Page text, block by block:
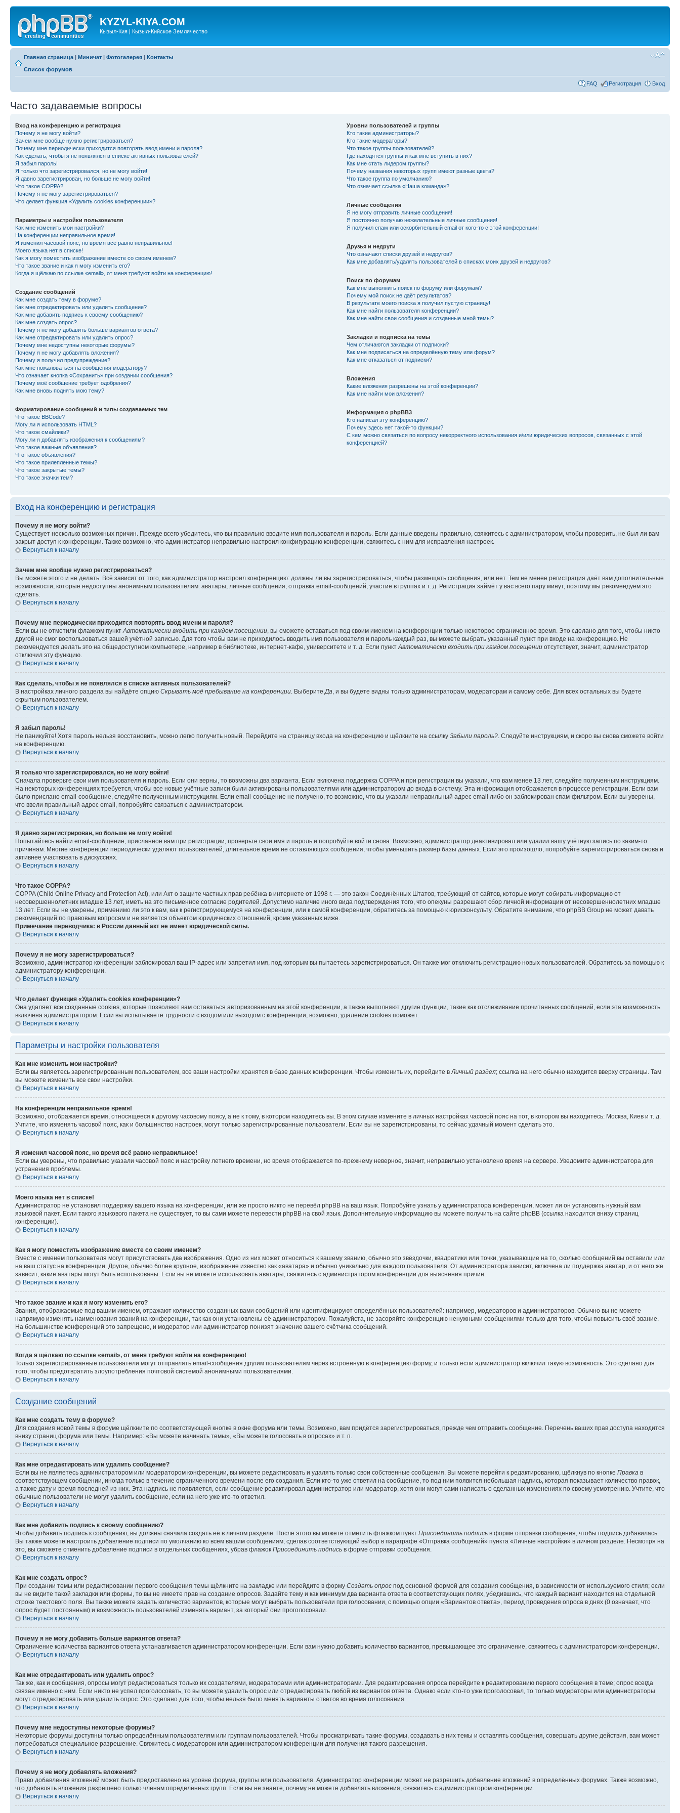
KYZYL-KIYA.COM
Кызыл-Кия | Кызыл-Кийское Землячество
Главная страница | Миничат | Фотогалерея | Контакты
Список форумов
FAQ Регистрация Вход
Часто задаваемые вопросы
Вход на конференцию и регистрация
Почему я не могу войти?
Зачем мне вообще нужно регистрироваться?
Почему мне периодически приходится повторять ввод имени и пароля?
Как сделать, чтобы я не появлялся в списке активных пользователей?
Я забыл пароль!
Я только что зарегистрировался, но не могу войти!
Я давно зарегистрирован, но больше не могу войти!
Что такое COPPA?
Почему я не могу зарегистрироваться?
Что делает функция «Удалить cookies конференции»?
Параметры и настройки пользователя
Как мне изменить мои настройки?
На конференции неправильное время!
Я изменил часовой пояс, но время всё равно неправильное!
Моего языка нет в списке!
Как я могу поместить изображение вместе со своим именем?
Что такое звание и как я могу изменить его?
Когда я щёлкаю по ссылке «email», от меня требуют войти на конференцию!
Создание сообщений
Как мне создать тему в форуме?
Как мне отредактировать или удалить сообщение?
Как мне добавить подпись к своему сообщению?
Как мне создать опрос?
Почему я не могу добавить больше вариантов ответа?
Как мне отредактировать или удалить опрос?
Почему мне недоступны некоторые форумы?
Почему я не могу добавлять вложения?
Почему я получил предупреждение?
Как мне пожаловаться на сообщения модератору?
Что означает кнопка «Сохранить» при создании сообщения?
Почему моё сообщение требует одобрения?
Как мне вновь поднять мою тему?
Форматирование сообщений и типы создаваемых тем
Что такое BBCode?
Могу ли я использовать HTML?
Что такое смайлики?
Могу ли я добавлять изображения к сообщениям?
Что такое важные объявления?
Что такое объявления?
Что такое прилепленные темы?
Что такое закрытые темы?
Что такое значки тем?
Уровни пользователей и группы
Кто такие администраторы?
Кто такие модераторы?
Что такое группы пользователей?
Где находятся группы и как мне вступить в них?
Как мне стать лидером группы?
Почему названия некоторых групп имеют разные цвета?
Что такое группа по умолчанию?
Что означает ссылка «Наша команда»?
Личные сообщения
Я не могу отправить личные сообщения!
Я постоянно получаю нежелательные личные сообщения!
Я получил спам или оскорбительный email от кого-то с этой конференции!
Друзья и недруги
Что означают списки друзей и недругов?
Как мне добавлять/удалять пользователей в списках моих друзей и недругов?
Поиск по форумам
Как мне выполнить поиск по форуму или форумам?
Почему мой поиск не даёт результатов?
В результате моего поиска я получил пустую страницу!
Как мне найти пользователя конференции?
Как мне найти свои сообщения и созданные мной темы?
Закладки и подписка на темы
Чем отличаются закладки от подписки?
Как мне подписаться на определённую тему или форум?
Как мне отказаться от подписки?
Вложения
Какие вложения разрешены на этой конференции?
Как мне найти мои вложения?
Информация о phpBB3
Кто написал эту конференцию?
Почему здесь нет такой-то функции?
С кем можно связаться по вопросу некорректного использования и/или юридических вопросов, связанных с этой
конференцией?
Вход на конференцию и регистрация
Почему я не могу войти?
Существует несколько возможных причин. Прежде всего убедитесь, что вы правильно вводите имя пользователя и пароль. Если данные введены правильно, свяжитесь с администратором, чтобы проверить, не был ли вам
закрыт доступ к конференции. Также возможно, что администратор неправильно настроил конфигурацию конференции, свяжитесь с ним для исправления настроек.
Вернуться к началу
Зачем мне вообще нужно регистрироваться?
Вы можете этого и не делать. Всё зависит от того, как администратор настроил конференцию: должны ли вы зарегистрироваться, чтобы размещать сообщения, или нет. Тем не менее регистрация даёт вам дополнительные
возможности, которые недоступны анонимным пользователям: аватары, личные сообщения, отправка email-сообщений, участие в группах и т. д. Регистрация займёт у вас всего пару минут, поэтому мы рекомендуем это
сделать.
Вернуться к началу
Почему мне периодически приходится повторять ввод имени и пароля?
Если вы не отметили флажком пункт Автоматически входить при каждом посещении , вы сможете оставаться под своим именем на конференции только некоторое ограниченное время. Это сделано для того, чтобы никто
другой не смог воспользоваться вашей учётной записью. Для того чтобы вам не приходилось вводить имя пользователя и пароль каждый раз, вы можете выбрать указанный пункт при входе на конференцию. Не
рекомендуется делать это на общедоступном компьютере, например в библиотеке, интернет-кафе, университете и т. д. Если пункт Автоматически входить при каждом посещении отсутствует, значит, администратор
отключил эту функцию.
Вернуться к началу
Как сделать, чтобы я не появлялся в списке активных пользователей?
В настройках личного раздела вы найдёте опцию Скрывать моё пребывание на конференции . Выберите Да , и вы будете видны только администраторам, модераторам и самому себе. Для всех остальных вы будете
скрытым пользователем.
Вернуться к началу
Я забыл пароль!
Не паникуйте! Хотя пароль нельзя восстановить, можно легко получить новый. Перейдите на страницу входа на конференцию и щёлкните на ссылку Забыли пароль? . Следуйте инструкциям, и скоро вы снова сможете войти
на конференцию.
Вернуться к началу
Я только что зарегистрировался, но не могу войти!
Сначала проверьте свои имя пользователя и пароль. Если они верны, то возможны два варианта. Если включена поддержка COPPA и при регистрации вы указали, что вам менее 13 лет, следуйте полученным инструкциям.
На некоторых конференциях требуется, чтобы все новые учётные записи были активированы пользователями или администратором до входа в систему. Эта информация отображается в процессе регистрации. Если вам
было прислано email-сообщение, следуйте полученным инструкциям. Если email-сообщение не получено, то возможно, что вы указали неправильный адрес email либо он заблокирован спам-фильтром. Если вы уверены,
что ввели правильный адрес email, попробуйте связаться с администратором.
Вернуться к началу
Я давно зарегистрирован, но больше не могу войти!
Попытайтесь найти email-сообщение, присланное вам при регистрации, проверьте свои имя и пароль и попробуйте войти снова. Возможно, администратор деактивировал или удалил вашу учётную запись по каким-то
причинам. Многие конференции периодически удаляют пользователей, длительное время не оставляющих сообщения, чтобы уменьшить размер базы данных. Если это произошло, попробуйте зарегистрироваться снова и
активнее участвовать в дискуссиях.
Вернуться к началу
Что такое COPPA?
COPPA (Child Online Privacy and Protection Act), или Акт о защите частных прав ребёнка в интернете от 1998 г. — это закон Соединённых Штатов, требующий от сайтов, которые могут собирать информацию от
несовершеннолетних младше 13 лет, иметь на это письменное согласие родителей. Допустимо наличие иного вида подтверждения того, что опекуны разрешают сбор личной информации от несовершеннолетних младше
13 лет. Если вы не уверены, применимо ли это к вам, как к регистрирующемуся на конференции, или к самой конференции, обратитесь за помощью к юрисконсульту. Обратите внимание, что phpBB Group не может давать
рекомендаций по правовым вопросам и не является объектом юридических отношений, кроме указанных ниже.
Примечание переводчика: в России данный акт не имеет юридической силы.
Вернуться к началу
Почему я не могу зарегистрироваться?
Возможно, администратор конференции заблокировал ваш IP-адрес или запретил имя, под которым вы пытаетесь зарегистрироваться. Он также мог отключить регистрацию новых пользователей. Обратитесь за помощью к
администратору конференции.
Вернуться к началу
Что делает функция «Удалить cookies конференции»?
Она удаляет все созданные cookies, которые позволяют вам оставаться авторизованным на этой конференции, а также выполняют другие функции, такие как отслеживание прочитанных сообщений, если эта возможность
включена администратором. Если вы испытываете трудности с входом или выходом с конференции, возможно, удаление cookies поможет.
Вернуться к началу
Параметры и настройки пользователя
Как мне изменить мои настройки?
Если вы являетесь зарегистрированным пользователем, все ваши настройки хранятся в базе данных конференции. Чтобы изменить их, перейдите в Личный раздел; ссылка на него обычно находится вверху страницы. Там
вы можете изменить все свои настройки.
Вернуться к началу
На конференции неправильное время!
Возможно, отображается время, относящееся к другому часовому поясу, а не к тому, в котором находитесь вы. В этом случае измените в личных настройках часовой пояс на тот, в котором вы находитесь: Москва, Киев и т. д.
Учтите, что изменять часовой пояс, как и большинство настроек, могут только зарегистрированные пользователи. Если вы не зарегистрированы, то сейчас удачный момент сделать это.
Вернуться к началу
Я изменил часовой пояс, но время всё равно неправильное!
Если вы уверены, что правильно указали часовой пояс и настройку летнего времени, но время отображается по-прежнему неверное, значит, неправильно установлено время на сервере. Уведомите администратора для
устранения проблемы.
Вернуться к началу
Моего языка нет в списке!
Администратор не установил поддержку вашего языка на конференции, или же просто никто не перевёл phpBB на ваш язык. Попробуйте узнать у администратора конференции, может ли он установить нужный вам
языковой пакет. Если такого языкового пакета не существует, то вы сами можете перевести phpBB на свой язык. Дополнительную информацию вы можете получить на сайте phpBB (ссылка находится внизу страниц
конференции).
Вернуться к началу
Как я могу поместить изображение вместе со своим именем?
Вместе с именем пользователя могут присутствовать два изображения. Одно из них может относиться к вашему званию, обычно это звёздочки, квадратики или точки, указывающие на то, сколько сообщений вы оставили или
на ваш статус на конференции. Другое, обычно более крупное, изображение известно как «аватара» и обычно уникально для каждого пользователя. От администратора зависит, включена ли поддержка аватар, и от него же
зависит, какие аватары могут быть использованы. Если вы не можете использовать аватары, свяжитесь с администратором конференции для выяснения причин.
Вернуться к началу
Что такое звание и как я могу изменить его?
Звания, отображаемые под вашим именем, отражают количество созданных вами сообщений или идентифицируют определённых пользователей: например, модераторов и администраторов. Обычно вы не можете
напрямую изменять наименования званий на конференции, так как они установлены её администратором. Пожалуйста, не засоряйте конференцию ненужными сообщениями только для того, чтобы повысить своё звание.
На большинстве конференций это запрещено, и модератор или администратор понизят значение вашего счётчика сообщений.
Вернуться к началу
Когда я щёлкаю по ссылке «email», от меня требуют войти на конференцию!
Только зарегистрированные пользователи могут отправлять email-сообщения другим пользователям через встроенную в конференцию форму, и только если администратор включил такую возможность. Это сделано для
того, чтобы предотвратить злоупотребления почтовой системой анонимными пользователями.
Вернуться к началу
Создание сообщений
Как мне создать тему в форуме?
Для создания новой темы в форуме щёлкните по соответствующей кнопке в окне форума или темы. Возможно, вам придётся зарегистрироваться, прежде чем отправить сообщение. Перечень ваших прав доступа находится
внизу страниц форума или темы. Например: «Вы можете начинать темы», «Вы можете голосовать в опросах» и т. п.
Вернуться к началу
Как мне отредактировать или удалить сообщение?
Если вы не являетесь администратором или модератором конференции, вы можете редактировать и удалять только свои собственные сообщения. Вы можете перейти к редактированию, щёлкнув по кнопке Правка в
соответствующем сообщении, иногда только в течение ограниченного времени после его создания. Если кто-то уже ответил на сообщение, то под ним появится небольшая надпись, которая показывает количество правок,
а также дату и время последней из них. Эта надпись не появляется, если сообщение редактировал администратор или модератор, хотя они могут сами написать о сделанных изменениях по своему усмотрению. Учтите, что
обычные пользователи не могут удалить сообщение, если на него уже кто-то ответил.
Вернуться к началу
Как мне добавить подпись к своему сообщению?
Чтобы добавить подпись к сообщению, вы должны сначала создать её в личном разделе. После этого вы можете отметить флажком пункт Присоединить подпись в форме отправки сообщения, чтобы подпись добавилась.
Вы также можете настроить добавление подписи по умолчанию ко всем вашим сообщениям, сделав соответствующий выбор в параграфе «Отправка сообщений» пункта «Личные настройки» в личном разделе. Несмотря на
это, вы сможете отменить добавление подписи в отдельных сообщениях, убрав флажок Присоединить подпись в форме отправки сообщения.
Вернуться к началу
Как мне создать опрос?
При создании темы или редактировании первого сообщения темы щёлкните на закладке или перейдите в форму Создать опрос под основной формой для создания сообщения, в зависимости от используемого стиля; если
вы не видите такой закладки или формы, то вы не имеете прав на создание опросов. Задайте тему и как минимум два варианта ответа в соответствующих полях, убедившись, что каждый вариант находится на отдельной
строке текстового поля. Вы также можете задать количество вариантов, которые могут выбрать пользователи при голосовании, с помощью опции «Вариантов ответа», период проведения опроса в днях (0 означает, что
опрос будет постоянным) и возможность пользователей изменять вариант, за который они проголосовали.
Вернуться к началу
Почему я не могу добавить больше вариантов ответа?
Ограничение количества вариантов ответа устанавливается администратором конференции. Если вам нужно добавить количество вариантов, превышающее это ограничение, свяжитесь с администратором конференции.
Вернуться к началу
Как мне отредактировать или удалить опрос?
Так же, как и сообщения, опросы могут редактироваться только их создателями, модераторами или администраторами. Для редактирования опроса перейдите к редактированию первого сообщения в теме; опрос всегда
связан именно с ним. Если никто не успел проголосовать, то вы можете удалить опрос или отредактировать любой из вариантов ответа. Однако если кто-то уже проголосовал, то только модераторы или администраторы
могут отредактировать или удалить опрос. Это сделано для того, чтобы нельзя было менять варианты ответов во время голосования.
Вернуться к началу
Почему мне недоступны некоторые форумы?
Некоторые форумы доступны только определённым пользователям или группам пользователей. Чтобы просматривать такие форумы, создавать в них темы и оставлять сообщения, совершать другие действия, вам может
потребоваться специальное разрешение. Свяжитесь с модератором или администратором конференции для получения такого разрешения.
Вернуться к началу
Почему я не могу добавлять вложения?
Право добавления вложений может быть предоставлено на уровне форума, группы или пользователя. Администратор конференции может не разрешить добавление вложений в определённых форумах. Также возможно,
что добавлять вложения разрешено только членам определённых групп. Если вы не знаете, почему не можете добавлять вложения, свяжитесь с администратором конференции.
Вернуться к началу